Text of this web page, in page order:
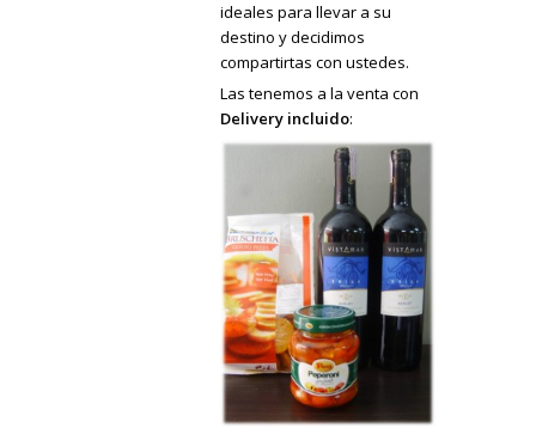
ideales para llevar a su
destino y decidimos
compartirtas con ustedes.
Las tenemos a la venta con
Delivery incluido: